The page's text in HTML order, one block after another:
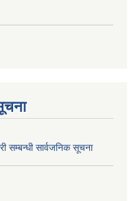
सम्बन्धी सार्वजनिक सूचना